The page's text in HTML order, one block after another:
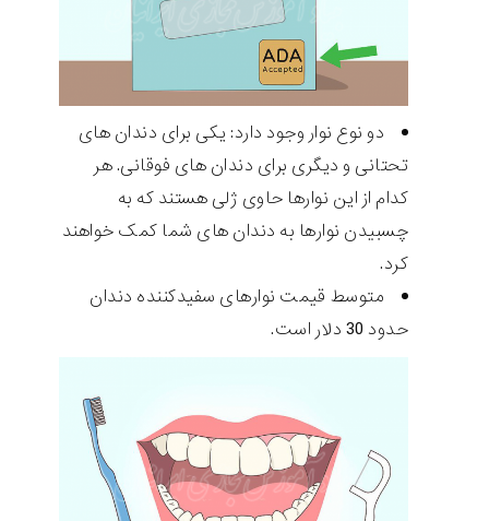
دو نوع نوار وجود دارد: یکی برای دندان های
تحتانی و دیگری برای دندان های فوقانی. هر
کدام از این نوارها حاوی ژلی هستند که به
چسبیدن نوارها به دندان های شما کمک خواهند
کرد.
متوسط قیمت نوارهای سفیدکننده دندان
حدود 30 دلار است.